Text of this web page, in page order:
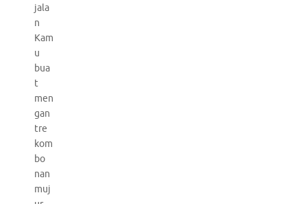
jala
n
Kam
u
bua
t
men
gan
tre
kom
bo
nan
muj